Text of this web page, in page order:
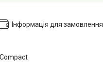
Інформація для замовлення